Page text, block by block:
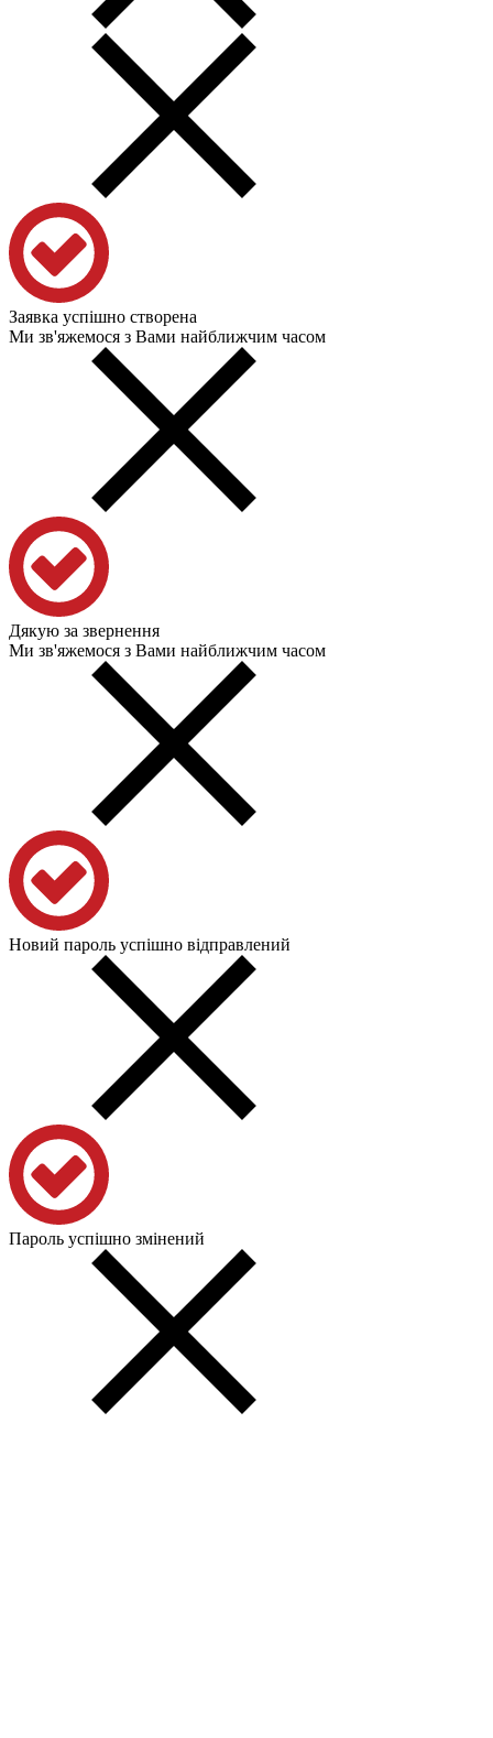
Заявка успішно створена
Ми зв'яжемося з Вами найближчим часом
Дякую за звернення
Ми зв'яжемося з Вами найближчим часом
Новий пароль успішно відправлений
Пароль успішно змінений